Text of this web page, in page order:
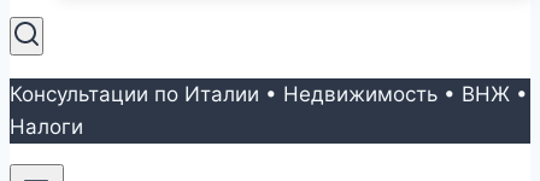
Консультации по Италии • Недвижимость • ВНЖ •
Налоги